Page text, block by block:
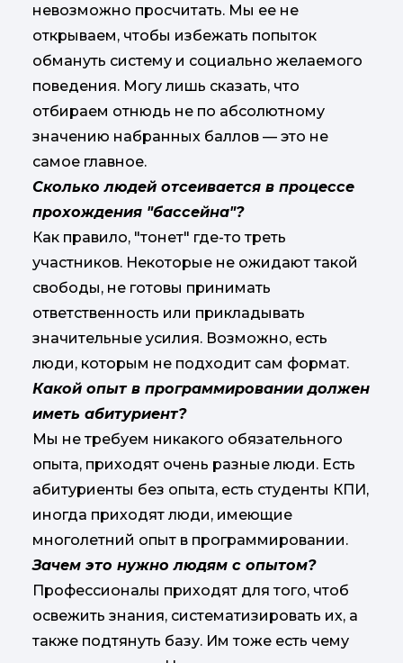
невозможно просчитать. Мы ее не
открываем, чтобы избежать попыток
обмануть систему и социально желаемого
поведения. Могу лишь сказать, что
отбираем отнюдь не по абсолютному
значению набранных баллов — это не
самое главное.
Сколько людей отсеивается в процессе
прохождения "бассейна"?
Как правило, "тонет" где-то треть
участников. Некоторые не ожидают такой
свободы, не готовы принимать
ответственность или прикладывать
значительные усилия. Возможно, есть
люди, которым не подходит сам формат.​​​​​​​
Какой опыт в программировании должен
иметь абитуриент?
Мы не требуем никакого обязательного
опыта, приходят очень разные люди. Есть
абитуриенты без опыта, есть студенты КПИ,
иногда приходят люди, имеющие
многолетний опыт в программировании.​​​​​​​
Зачем это нужно людям с опытом?
Профессионалы приходят для того, чтоб
освежить знания, систематизировать их, а
также подтянуть базу. Им тоже есть чему